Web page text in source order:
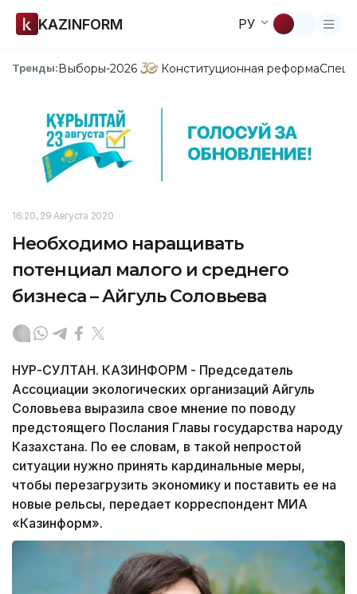
KAZINFORM РУ
Тренды:Выборы-2026 Конституционная реформа
16:20, 29 Августа 2020
Необходимо наращивать
потенциал малого и среднего
бизнеса – Айгуль Соловьева
НУР-СУЛТАН. КАЗИНФОРМ - Председатель
Ассоциации экологических организаций Айгуль
Соловьева выразила свое мнение по поводу
предстоящего Послания Главы государства народу
Казахстана. По ее словам, в такой непростой
ситуации нужно принять кардинальные меры,
чтобы перезагрузить экономику и поставить ее на
новые рельсы, передает корреспондент МИА
«Казинформ».